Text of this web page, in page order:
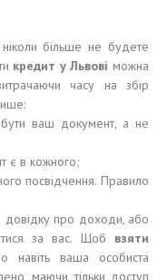
більше не будете
кредит у Львові можна
часу на збір
ваш документ, а не
є в кожного;
посвідчення. Правило
довідку про доходи, або
за вас. Щоб взяти
навіть ваша особиста
маючи тільки доступ